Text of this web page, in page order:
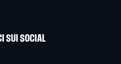
SUI SOCIAL